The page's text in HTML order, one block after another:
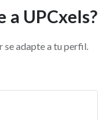
a UPCxels?
se adapte a tu perfil.